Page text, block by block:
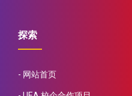
探索
网站首页